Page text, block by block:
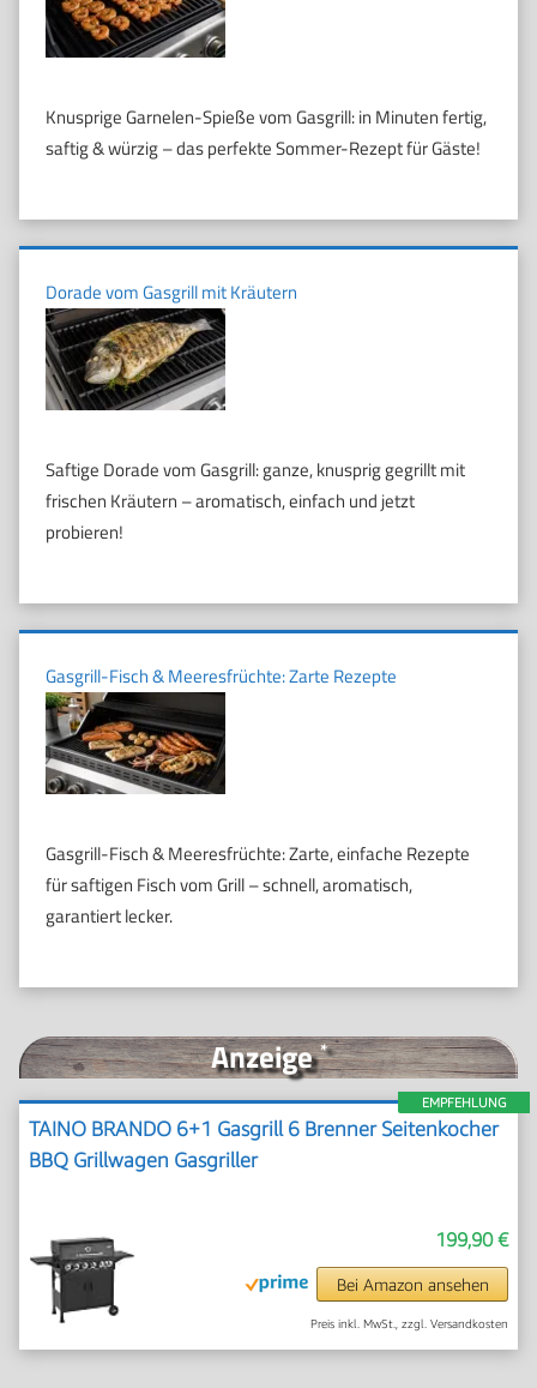
Anzeige*
EMPFEHLUNG
TAINO BRANDO 6+1 Gasgrill 6 Brenner Seitenkocher
BBQ Grillwagen Gasgriller
199,90 €
Bei Amazon ansehen
Preis inkl. MwSt., zzgl. Versandkosten
Knusprige Garnelen-Spieße vom Gasgrill: in Minuten fertig,
saftig & würzig – das perfekte Sommer-Rezept für Gäste!
Dorade vom Gasgrill mit Kräutern
Saftige Dorade vom Gasgrill: ganze, knusprig gegrillt mit
frischen Kräutern – aromatisch, einfach und jetzt
probieren!
Gasgrill-Fisch & Meeresfrüchte: Zarte Rezepte
Gasgrill-Fisch & Meeresfrüchte: Zarte, einfache Rezepte
für saftigen Fisch vom Grill – schnell, aromatisch,
garantiert lecker.